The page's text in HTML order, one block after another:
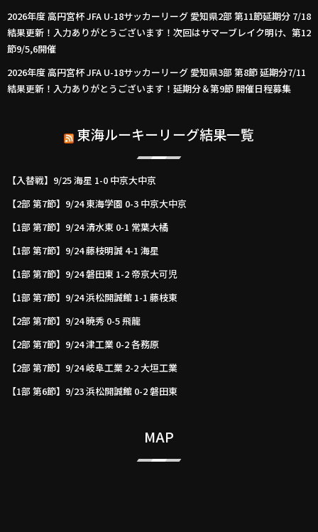
2026年度 高円宮杯 JFA U-18サッカーリーグ 愛知県2部 第11節延期分 7/18
結果更新！入力ありがとうございます！次回はサマーブレイク明け、第12
節9/5,6開催
2026年度 高円宮杯 JFA U-18サッカーリーグ 愛知県3部 第8節 延期分7/11
結果更新！入力ありがとうございます！延期分＆第9節 開催日程募集
東海ルーキーリーグ結果一覧
【入替戦】9/25 海星 1-0 中京大中京
【2部 第7節】9/24 東海学園 0-3 中京大中京
【1部 第7節】9/24 清水東 0-1 常葉大橘
【1部 第7節】9/24 藤枝明誠 4-1 海星
【1部 第7節】9/24 磐田東 1-2 帝京大可児
【1部 第7節】9/24 浜松開誠館 1-1 藤枝東
【2部 第7節】9/24 暁秀 0-5 飛龍
【2部 第7節】9/24 津工業 0-2 各務原
【2部 第7節】9/24 岐阜工業 2-2 大垣工業
【1部 第6節】9/23 浜松開誠館 0-2 磐田東
MAP